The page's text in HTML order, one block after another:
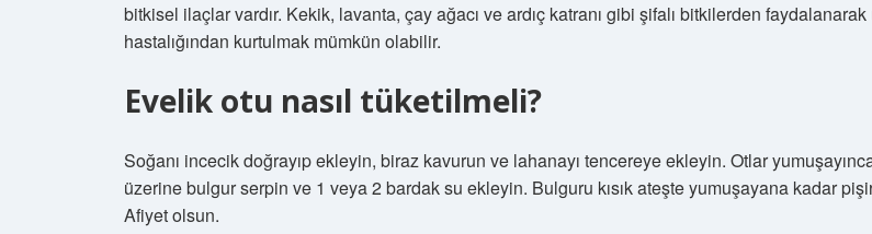
bitkisel ilaçlar vardır. Kekik, lavanta, çay ağacı ve ardıç katranı gibi şifalı bitkilerden
hastalığından kurtulmak mümkün olabilir.
Evelik otu nasıl tüketilmeli?
Soğanı incecik doğrayıp ekleyin, biraz kavurun ve lahanayı tencereye ekleyin. Otlar
üzerine bulgur serpin ve 1 veya 2 bardak su ekleyin. Bulguru kısık ateşte yumuşayana kadar
Afiyet olsun.